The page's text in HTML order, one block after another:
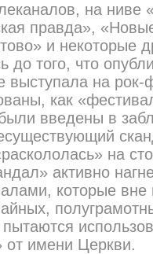
на ниве
правда»,
и некоторые
до того, что
выступала на
как
были введены в
на
активно
которые вне
от имени Церкви.